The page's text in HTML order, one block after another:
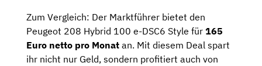
Zum Vergleich: Der Marktführer bietet den
Peugeot 208 Hybrid 100 e-DSC6 Style für 165
Euro netto pro Monat an. Mit diesem Deal spart
ihr nicht nur Geld, sondern profitiert auch von